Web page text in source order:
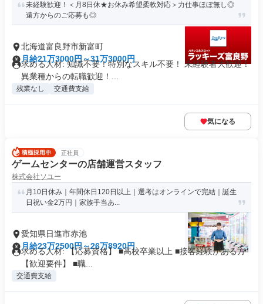
未経験歓迎！＜月8日休★お休み希望柔軟対応＞力仕事ほぼ無し◎
遠方からのご応募も◎
北海道富良野市新富町
月給21万3000円～31万3000円
求める人材: 知識不要！特別なスキル不要！ 未経験者大歓迎！
異業種からの転職歓迎！...
残業なし 交通費支給
気になる
正社員
ゲームセンターの店舗運営スタッフ
株式会社ソユー
月10日休み｜年間休日120日以上｜選考はオンラインで完結｜誕生
日祝い金2万円｜家族手当あ...
愛知県日進市赤池
月給23万2500円～26万8920円
求める人材: 【応募資格】 ■高校卒業以上 ■接客経験がある方
【歓迎要件】 ■職...
交通費支給